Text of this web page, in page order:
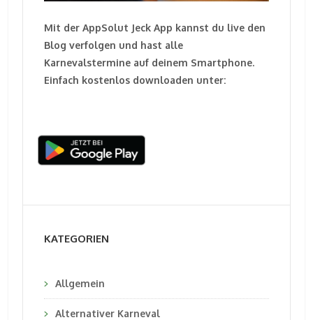
Mit der AppSolut Jeck App kannst du live den
Blog verfolgen und hast alle
Karnevalstermine auf deinem Smartphone.
Einfach kostenlos downloaden unter:
KATEGORIEN
Allgemein
Alternativer Karneval